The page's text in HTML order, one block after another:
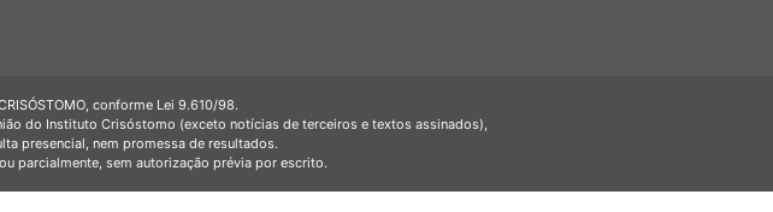
conforme Lei 9.610/98.
do Instituto Crisóstomo (exceto notícias de terceiros e textos assinados),
presencial, nem promessa de resultados.
parcialmente, sem autorização prévia por escrito.